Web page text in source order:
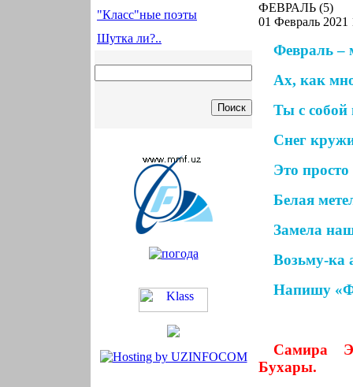
"Класс"ные поэты
Шутка ли?..
ФЕВРАЛЬ (5)
01 Февраль 2021
Февраль –
Ах, как
Ты с собой
Снег
Это
Белая
Замела
Возьму-ка
Напишу
Самира
Бухары.